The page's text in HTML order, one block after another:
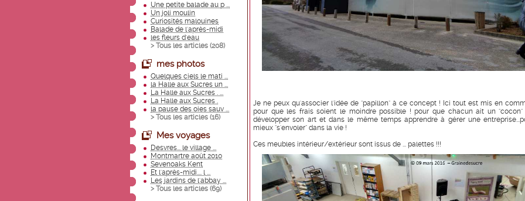
Une petite balade au p ...
Un joli moulin
Curiosités malouines
Balade de l'après-midi
les fleurs d'eau
> Tous les articles (208)
mes photos
Quelques ciels le mati ...
la Halle aux Sucres un ...
La Halle aux Sucres . ...
La Halle aux Sucres .
la pause des oies sauv ...
> Tous les articles (16)
Mes voyages
Desvres... le village ...
Montmartre août 2010
Sevenoaks Kent
Et l'après-midi.... l ...
Les jardins de l'abbay ...
> Tous les articles (69)
Je ne peux qu'associer l'idée de "papillon" à ce concept ! Ici tout est mis en
pour que les frais soient le moindre possible ! pour que chacun ait un "cocon"
développer son art et dans le même temps apprendre à gérer une
mieux "s'envoler" dans la vie !
Ces meubles intérieur/extérieur sont issus de ... palettes !!!